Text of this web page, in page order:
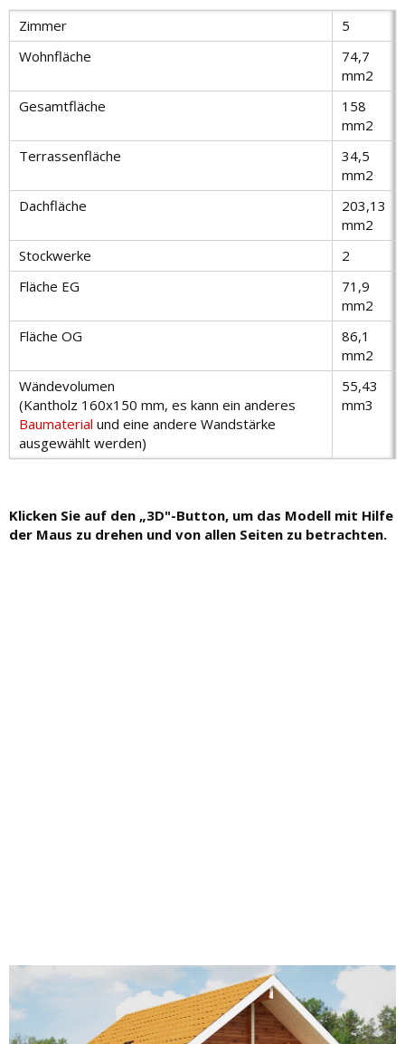
Zimmer
5
Wohnfläche
74,7
mm2
Gesamtfläche
158
mm2
Terrassenfläche
34,5
mm2
Dachfläche
203,13
mm2
Stockwerke
2
Fläche EG
71,9
mm2
Fläche OG
86,1
mm2
Wändevolumen
(Kantholz 160х150 mm, es kann ein anderes
Baumaterial und eine andere Wandstärke
ausgewählt werden)
55,43
mm3
Klicken Sie auf den „3D"-Button, um das Modell mit Hilfe
der Maus zu drehen und von allen Seiten zu betrachten.